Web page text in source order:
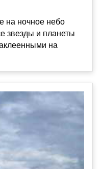
на ночное небо
звезды и планеты
на